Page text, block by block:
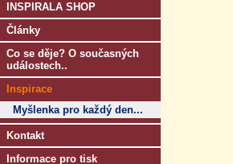
INSPIRALA SHOP
Články
Co se děje? O současných
událostech..
Inspirace
Myšlenka pro každý den...
Kontakt
Informace pro tisk